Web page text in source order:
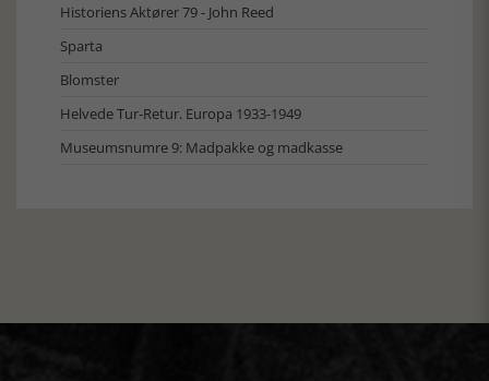
Historiens Aktører 79 - John Reed
Sparta
Blomster
Helvede Tur-Retur. Europa 1933-1949
Museumsnumre 9: Madpakke og madkasse